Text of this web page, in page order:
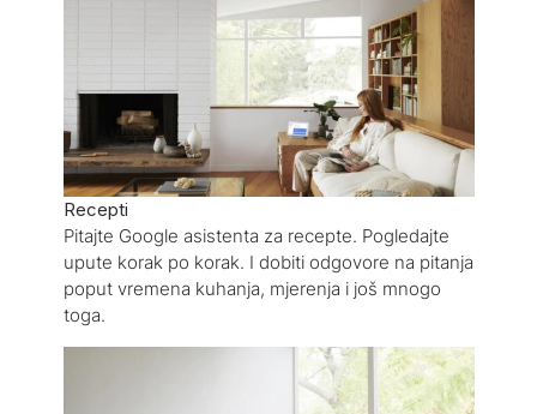
Recepti
Pitajte Google asistenta za recepte. Pogledajte
upute korak po korak. I dobiti odgovore na pitanja
poput vremena kuhanja, mjerenja i još mnogo
toga.